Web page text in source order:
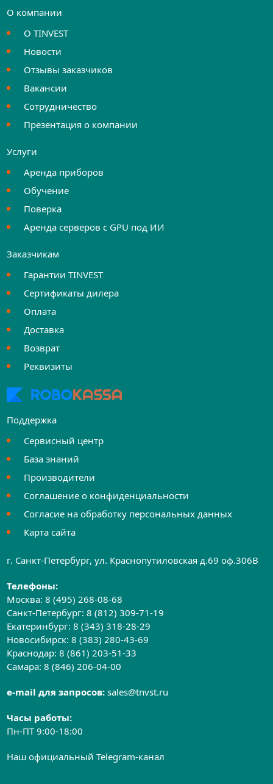
О компании
О TINVEST
Новости
Отзывы заказчиков
Вакансии
Сотрудничество
Презентация о компании
Услуги
Аренда приборов
Обучение
Поверка
Аренда серверов с GPU под ИИ
Заказчикам
Гарантии TINVEST
Сертификаты дилера
Оплата
Доставка
Возврат
Реквизиты
Поддержка
Сервисный центр
База знаний
Производители
Соглашение о конфиденциальности
Согласие на обработку персональных данных
Карта сайта
г. Санкт-Петербург, ул. Краснопутиловская д.69 оф.306B
Телефоны:
Москва:8 (495) 268-08-68
Санкт-Петербург:8 (812) 309-71-19
Екатеринбург:8 (343) 318-28-29
Новосибирск:8 (383) 280-43-69
Краснодар:8 (861) 203-51-33
Самара:8 (846) 206-04-00
e-mail для запросов:sales@tnvst.ru
Часы работы:
Пн-ПТ 9:00-18:00
Наш официальный Telegram-канал